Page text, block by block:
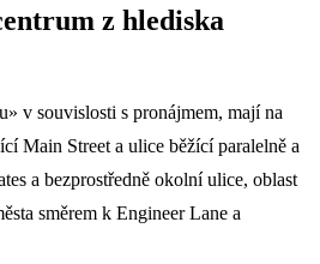
z hlediska
v souvislosti s pronájmem, mají na
Main Street a ulice běžící paralelně a
a bezprostředně okolní ulice, oblast
směrem k Engineer Lane a